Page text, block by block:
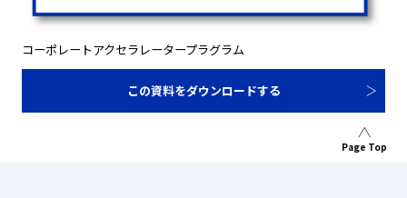
コーポレートアクセラレータープラグラム
この資料をダウンロードする
Page Top